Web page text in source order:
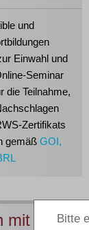
und
Einwahl und
Seminar
die Teilnahme,
Zertifikats
gemäß GOI,
mit uns